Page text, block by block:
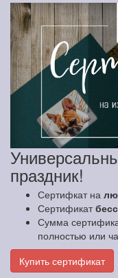
праздник!
Сертифкат на
Сертификат
Сумма
полностью или
Купить сертификат